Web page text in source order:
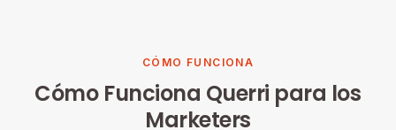
CÓMO FUNCIONA
Cómo Funciona Querri para los
Marketers